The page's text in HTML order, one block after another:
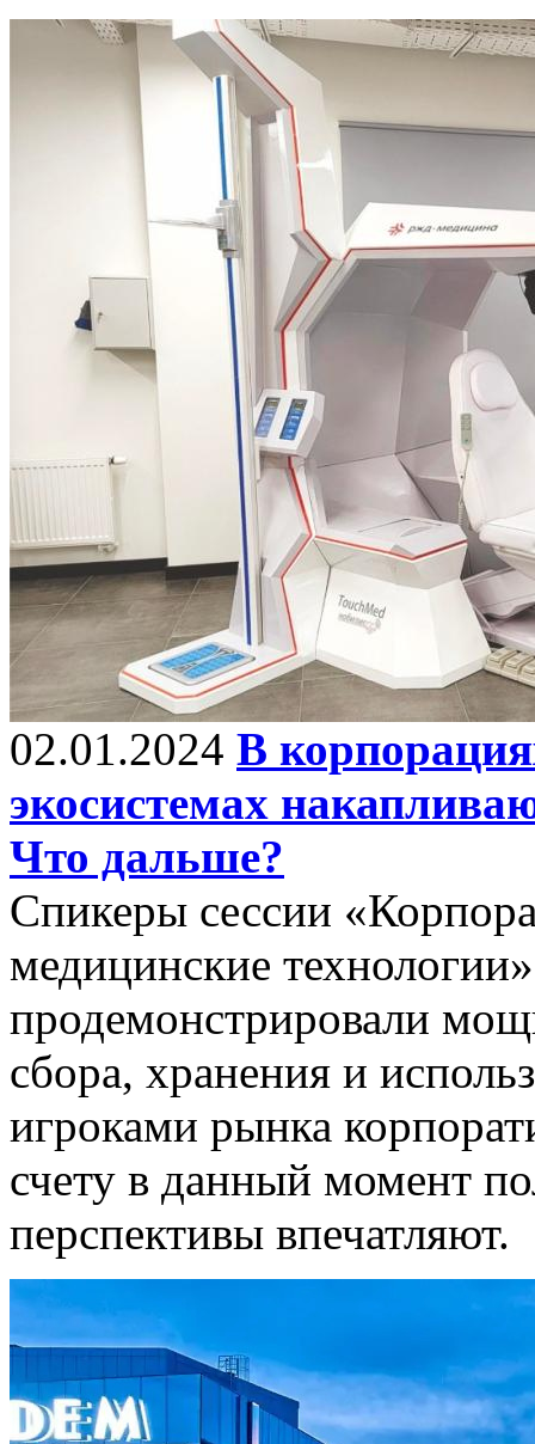
02.01.2024 В
экосистемах
Что дальше?
Спикеры сессии
медицинские
продемонстрировали
сбора, хранения и
игроками рынка
счету в данный момент
перспективы впечатляют.